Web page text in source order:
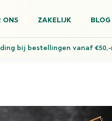
ONS ZAKELIJK BLOG
bij bestellingen vanaf €50,-